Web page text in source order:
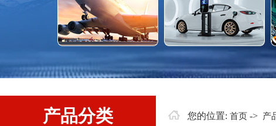
产品分类 您的位置: 首页 -> 产